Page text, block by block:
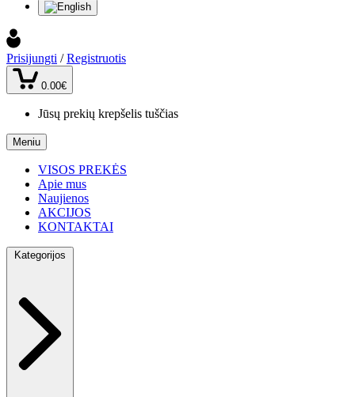
Prisijungti / Registruotis
0.00€
Jūsų prekių krepšelis tuščias
Meniu
VISOS PREKĖS
Apie mus
Naujienos
AKCIJOS
KONTAKTAI
Kategorijos